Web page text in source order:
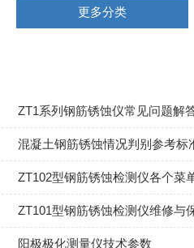
更多分类
ZT1系列钢筋锈蚀仪常见问题解
混凝土钢筋锈蚀情况判别参考标
ZT102型钢筋锈蚀检测仪各个菜
ZT101型钢筋锈蚀检测仪维修与保
阳极极化测量仪技术参数